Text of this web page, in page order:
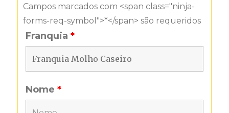
Campos marcados com <span class="ninja-
forms-req-symbol">*</span> são requeridos
Franquia*
Nome*